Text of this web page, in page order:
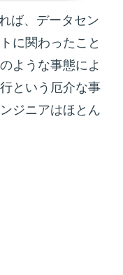
ば、データセン
に関わったこと
ような事態によ
という厄介な事
ジニアはほとん